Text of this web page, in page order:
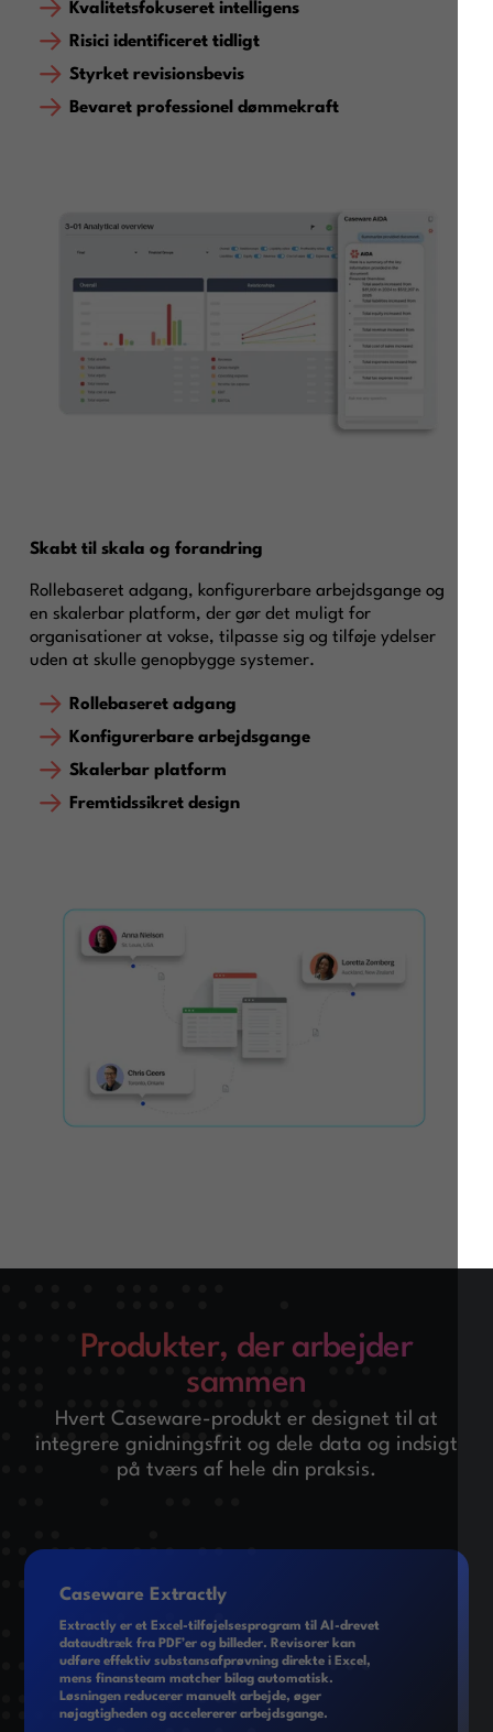
Kvalitetsfokuseret intelligens
Risici identificeret tidligt
Styrket revisionsbevis
Bevaret professionel dømmekraft
Skabt til skala og forandring
Rollebaseret adgang, konfigurerbare arbejdsgange og
en skalerbar platform, der gør det muligt for
organisationer at vokse, tilpasse sig og tilføje ydelser
uden at skulle genopbygge systemer.
Rollebaseret adgang
Konfigurerbare arbejdsgange
Skalerbar platform
Fremtidssikret design
Produkter, der arbejder
sammen
Hvert Caseware-produkt er designet til at
integrere gnidningsfrit og dele data og indsigt
på tværs af hele din praksis.
Caseware Extractly
Extractly er et Excel-tilføjelsesprogram til AI-drevet
dataudtræk fra PDF’er og billeder. Revisorer kan
udføre effektiv substansafprøvning direkte i Excel,
mens finansteam matcher bilag automatisk.
Løsningen reducerer manuelt arbejde, øger
nøjagtigheden og accelererer arbejdsgange.